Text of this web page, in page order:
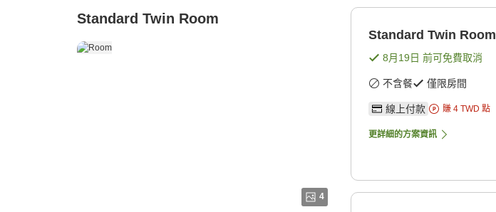
Standard Twin Room
4
Standard Twin Room
8月19日 前可免費取消
不含餐 僅限房間
線上付款 賺 4 TWD 點
更詳細的方案資訊